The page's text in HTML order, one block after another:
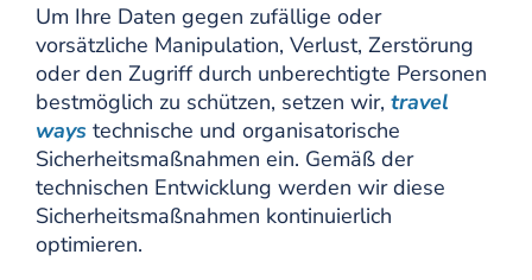
Um Ihre Daten gegen zufällige oder
vorsätzliche Manipulation, Verlust, Zerstörung
oder den Zugriff durch unberechtigte Personen
bestmöglich zu schützen, setzen wir, travel
ways technische und organisatorische
Sicherheitsmaßnahmen ein. Gemäß der
technischen Entwicklung werden wir diese
Sicherheitsmaßnahmen kontinuierlich
optimieren.